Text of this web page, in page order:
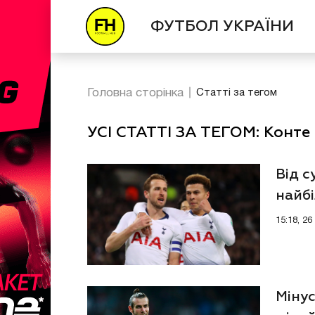
ФУТБОЛ УКРАЇНИ
Головна сторінка Статті за тегом
УСІ СТАТТІ ЗА ТЕГОМ: Конте
Від
15:18,